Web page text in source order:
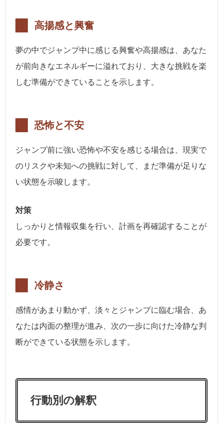
高揚感と興奮
夢の中でジャンプ中に感じる興奮や高揚感は、あなた
が前向きなエネルギーに溢れており、大きな挑戦を楽
しむ準備ができていることを示します。
恐怖と不安
ジャンプ前に強い恐怖や不安を感じる場合は、現実で
のリスクや未知への挑戦に対して、まだ準備が足りな
い状態を示唆します。
対策
しっかりと情報収集を行い、計画を再確認することが
必要です。
冷静さ
感情があまり動かず、淡々とジャンプに臨む場合、あ
なたは内面の整理が進み、次の一歩に向けた冷静な判
断ができている状態を示します。
行動別の解釈